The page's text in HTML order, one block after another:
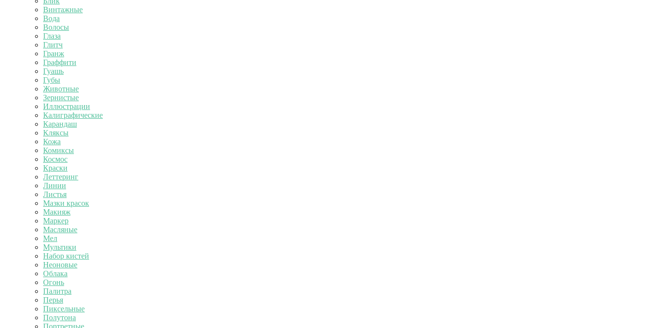
Винтажные
Вода
Волосы
Глаза
Глитч
Гранж
Граффити
Гуашь
Губы
Животные
Зернистые
Иллюстрации
Калиграфические
Карандаш
Кляксы
Кожа
Комиксы
Космос
Краски
Леттеринг
Линии
Листья
Мазки красок
Макияж
Маркер
Масляные
Мел
Мультики
Набор кистей
Неоновые
Облака
Огонь
Палитра
Перья
Пиксельные
Полутона
Портретные